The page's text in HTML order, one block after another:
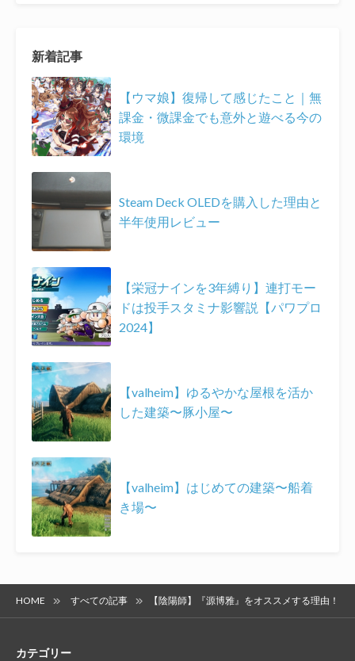
新着記事
【ウマ娘】復帰して感じたこと｜無
課金・微課金でも意外と遊べる今の
環境
Steam Deck OLEDを購入した理由と
半年使用レビュー
【栄冠ナインを3年縛り】連打モー
ドは投手スタミナ影響説【パワプロ
2024】
【valheim】ゆるやかな屋根を活か
した建築〜豚小屋〜
【valheim】はじめての建築〜船着
き場〜
HOME すべての記事 【陰陽師】『源博雅』をオススメする理由！
カテゴリー